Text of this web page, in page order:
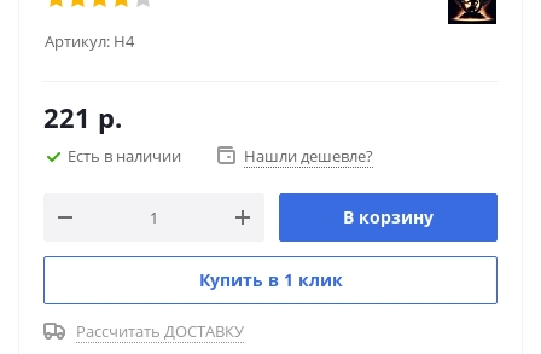
Артикул: Н4
221 р.
Есть в наличии Нашли дешевле?
В корзину
Купить в 1 клик
Рассчитать ДОСТАВКУ